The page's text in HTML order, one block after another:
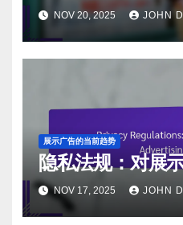
NOV 20, 2025 JOHN
展示广告的当前趋势
隐私法规：对展
NOV 17, 2025 JOHN